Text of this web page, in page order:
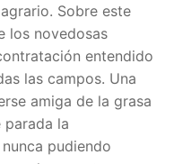
Sobre este
los novedosas
entendido
las campos. Una
amiga de la grasa
parada la
pudiendo